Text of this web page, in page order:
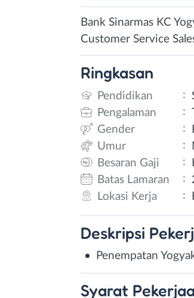
Bank Sinarmas KC
Customer Service
Ringkasan
Pendidikan :
Pengalaman
:
Gender
:
Umur
:
Besaran Gaji
:
Batas Lamaran
:
Lokasi Kerja
:
Deskripsi
Penempatan
Syarat